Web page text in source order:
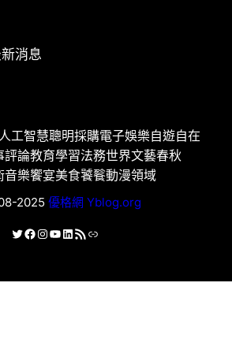
消息
工智慧聰明採購電子娛樂自遊自在
評論教育學習法務世界文藝春秋
音樂饗宴美食饕餮動漫領域
2025 優格網 Yblog.org
X Facebook
Instagram
YouTube
LinkedIn
RSS 資訊提供連結